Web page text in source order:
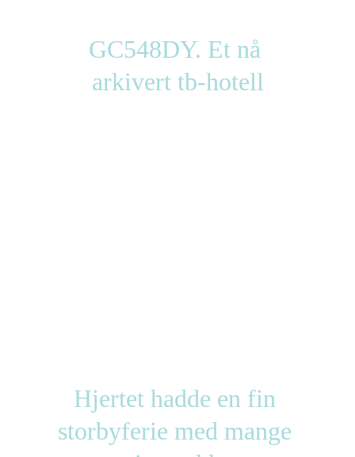
GC548DY. Et nå
arkivert tb-hotell
Hjertet hadde en fin
storbyferie med mange